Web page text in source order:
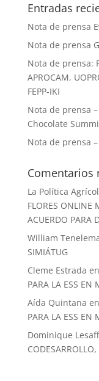
Entradas
Nota de prensa
Nota de prensa
Nota de prensa:
APROCAM,
FEPP-IKI
Nota de prensa
Chocolate
Nota de prensa
Comentarios
La Política
FLORES ONLINE
ACUERDO PARA
William
SIMIÁTUG
Cleme Estrada en
PARA LA ESS EN
Aída Quintana en
PARA LA ESS EN
Dominique